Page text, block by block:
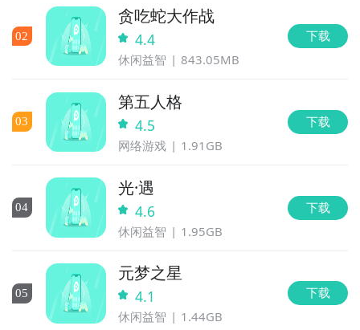
02
贪吃蛇大作战
4.4
休闲益智 843.05MB
下载
03
第五人格
4.5
网络游戏 1.91GB
下载
04
光·遇
4.6
休闲益智 1.95GB
下载
05
元梦之星
4.1
休闲益智 1.44GB
下载